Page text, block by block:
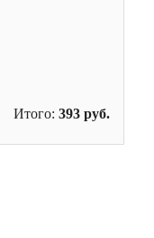
Итого: 393 руб.